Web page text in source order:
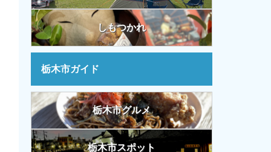
しもつかれ
栃木市ガイド
栃木市グルメ
栃木市スポット